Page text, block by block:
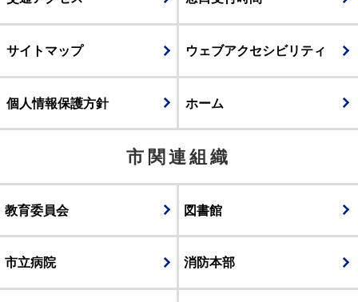
サイトマップ ウェブアクセシビリティ
個人情報保護方針 ホーム
市関連組織
教育委員会 図書館
市立病院 消防本部